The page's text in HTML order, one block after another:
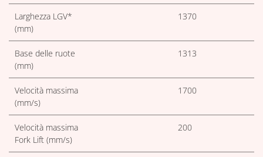
Larghezza LGV*
(mm)
1370
Base delle ruote
(mm)
1313
Velocità massima
(mm/s)
1700
Velocità massima
Fork Lift (mm/s)
200